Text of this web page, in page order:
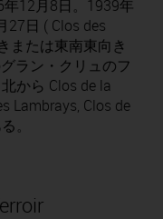
12月8日。1939年
27日 ( Clos des
または東南東向き
ラン・クリュのフ
から Clos de la
Lambrays, Clos de
。